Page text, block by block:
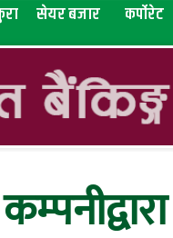
सेयर बजार कर्पोरेट